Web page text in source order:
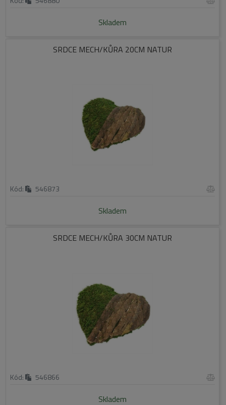
Skladem
SRDCE MECH/KŮRA 20CM NATUR
Kód: 546873
Skladem
SRDCE MECH/KŮRA 30CM NATUR
Kód: 546866
Skladem